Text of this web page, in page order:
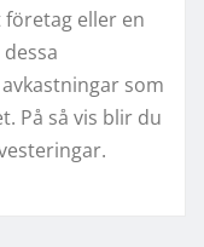
eller en
som
På så vis blir du